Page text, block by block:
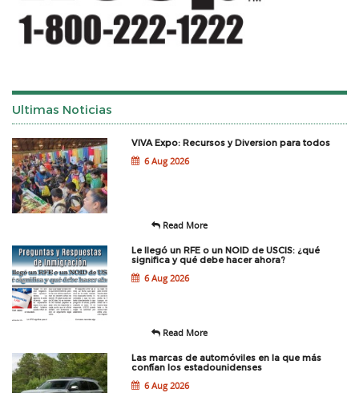
Ultimas Noticias
VIVA Expo: Recursos y Diversion para todos
6 Aug 2026
Read More
Le llegó un RFE o un NOID de USCIS: ¿qué
significa y qué debe hacer ahora?
6 Aug 2026
Read More
Las marcas de automóviles en la que más
confían los estadounidenses
6 Aug 2026